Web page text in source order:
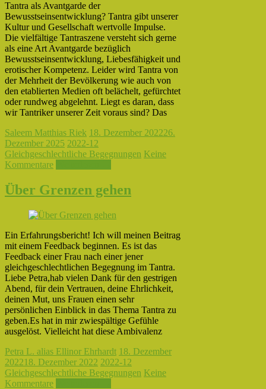
Tantra als Avantgarde der
Bewusstseinsentwicklung? Tantra gibt unserer
Kultur und Gesellschaft wertvolle Impulse.
Die vielfältige Tantraszene versteht sich gerne
als eine Art Avantgarde bezüglich
Bewusstseinsentwicklung, Liebesfähigkeit und
erotischer Kompetenz. Leider wird Tantra von
der Mehrheit der Bevölkerung wie auch von
den etablierten Medien oft belächelt, gefürchtet
oder rundweg abgelehnt. Liegt es daran, dass
wir Tantriker unserer Zeit voraus sind? Das
Saleem Matthias Riek 18. Dezember 202226.
Dezember 2025 2022-12
Gleichgeschlechtliche Begegnungen Keine
Kommentare
Über Grenzen gehen
Ein Erfahrungsbericht! Ich will meinen Beitrag
mit einem Feedback beginnen. Es ist das
Feedback einer Frau nach einer jener
gleichgeschlechtlichen Begegnung im Tantra.
Liebe Petra,hab vielen Dank für den gestrigen
Abend, für dein Vertrauen, deine Ehrlichkeit,
deinen Mut, uns Frauen einen sehr
persönlichen Einblick in das Thema Tantra zu
geben.Es hat in mir zwiespältige Gefühle
ausgelöst. Vielleicht hat diese Ambivalenz
Petra L. alias Ellinor Ehrhardt 18. Dezember
202218. Dezember 2022 2022-12
Gleichgeschlechtliche Begegnungen Keine
Kommentare